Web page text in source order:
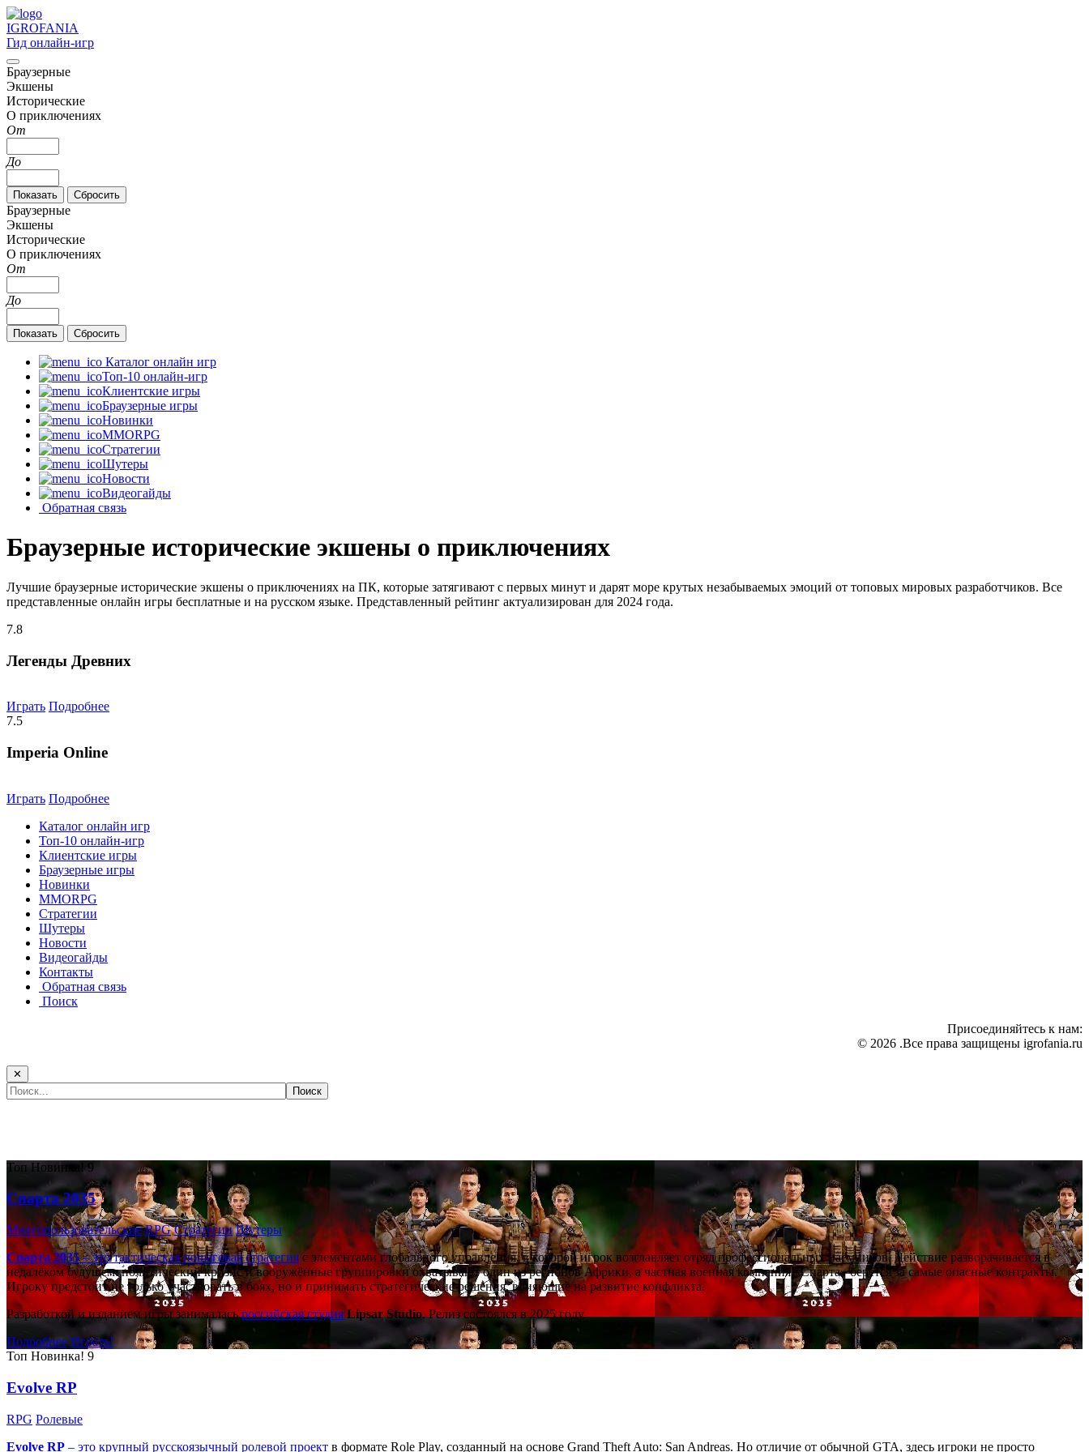
IGROFANIA
Гид онлайн-игр
Браузерные
Экшены
Исторические
О приключениях
От
До
Браузерные
Экшены
Исторические
О приключениях
От
До
Каталог онлайн игр
Топ-10 онлайн-игр
Клиентские игры
Браузерные игры
Новинки
MMORPG
Стратегии
Шутеры
Новости
Видеогайды
Обратная связь
Браузерные исторические экшены о приключениях
Лучшие браузерные исторические экшены о приключениях на ПК, которые затягивают с первых минут и дарят море крутых незабываемых эмоций от топовых мировых разработчиков. Все
представленные онлайн игры бесплатные и на русском языке. Представленный рейтинг актуализирован для 2024 года.
7.8
Легенды Древних
Играть Подробнее
7.5
Imperia Online
Играть Подробнее
Каталог онлайн игр
Топ-10 онлайн-игр
Клиентские игры
Браузерные игры
Новинки
MMORPG
Стратегии
Шутеры
Новости
Видеогайды
Контакты
Обратная связь
Поиск
Присоединяйтесь к нам:
© 2026 .Все права защищены igrofania.ru
✕
Топ Новинка! 9
Спарта 2035
Многопользовательские RPG Стратегии Шутеры
Спарта 2035– это тактическаяпошаговая стратегияс элементами глобального управления, в которой игрок возглавляет отряд профессиональных наёмников. Действие разворачивается в
недалёком будущем: политический кризис и вооружённые группировки охватывают один из регионов Африки, а частная военная компания «Спарта» берётся за самые опасные контракты.
Игроку предстоит не только участвовать в боях, но и принимать стратегические решения, влияющие на развитие конфликта.
Разработкой и изданием игры занималасьроссийская студия Lipsar Studio. Релиз состоялся в 2025 году.
Подробнее Играть!
Топ Новинка! 9
Evolve RP
RPG Ролевые
Evolve RP – это крупный русскоязычный ролевой проект в формате Role Play, созданный на основе Grand Theft Auto: San Andreas. Но отличие от обычной GTA, здесь игроки не просто